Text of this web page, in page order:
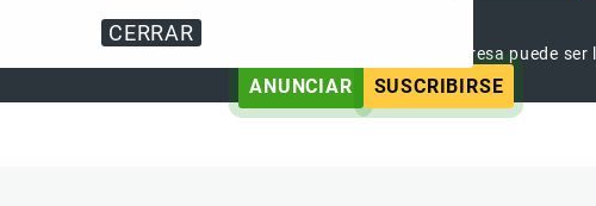
CERRAR
Miles de visitantes ya vieron este anuncio, tu empresa puede ser
ANUNCIAR SUSCRIBIRSE